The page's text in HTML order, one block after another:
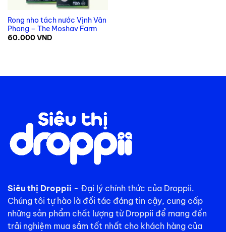
Rong nho tách nước Vịnh Vân
Phong – The Moshav Farm
60.000VND
Siêu thị Droppii - Đại lý chính thức của Droppii.
Chúng tôi tự hào là đối tác đáng tin cậy, cung cấp
những sản phẩm chất lượng từ Droppii để mang đến
trải nghiệm mua sắm tốt nhất cho khách hàng của